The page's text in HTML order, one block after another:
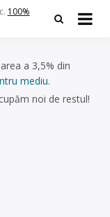
100%
a 3,5% din
mediu.
noi de restul!